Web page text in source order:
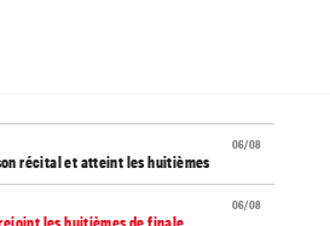
06/08
récital et atteint les huitièmes
06/08